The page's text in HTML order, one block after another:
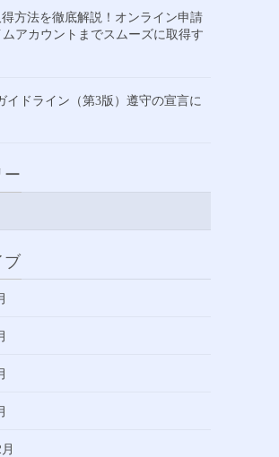
方法を徹底解説！オンライン申請
アカウントまでスムーズに取得す
イドライン（第3版）遵守の宣言に
ー
ブ